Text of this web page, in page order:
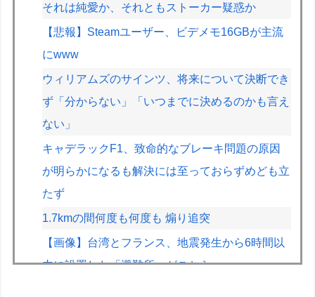
それは純愛か、それともストーカー疑惑か
【悲報】Steamユーザー、ビデメモ16GBが主流
にwww
ウィリアムズのサインツ、将来について決断でき
ず「分からない」「いつまでに決めるのかも言え
ない」
キャデラックF1、致命的なブレーキ問題の原因
が明らかになるも解決には至っておらずめども立
たず
1.7kmの間何度も何度も 煽り追突
【画像】台湾とフランス、地震発生から6時間以
内に設置した「避難所」がこちらｗｗｗｗ